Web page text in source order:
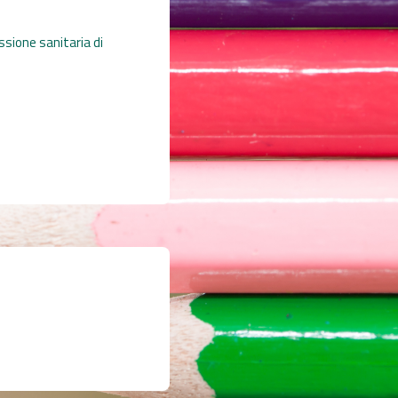
sanitaria di